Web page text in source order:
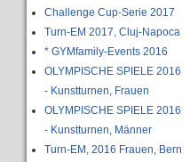
Challenge Cup-Serie 2017
Turn-EM 2017, Cluj-Napoca
* GYMfamily-Events 2016
OLYMPISCHE SPIELE 2016
- Kunstturnen, Frauen
OLYMPISCHE SPIELE 2016
- Kunstturnen, Männer
Turn-EM, 2016 Frauen, Bern